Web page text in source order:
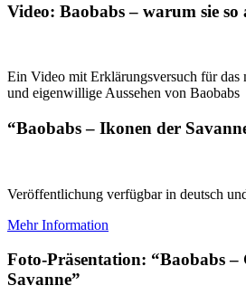
Video: Baobabs – warum sie so
Ein Video mit Erklärungsversuch für das
und eigenwillige Aussehen von Baobabs
“Baobabs – Ikonen der
Veröffentlichung verfügbar in deutsch
Mehr Information
Foto-Präsentation: “Baobabs –
Savanne”